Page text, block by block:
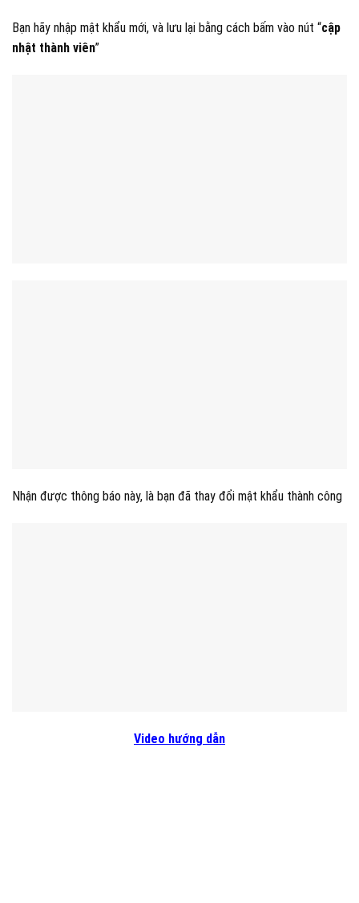
Bạn hãy nhập mật khẩu mới, và lưu lại bằng cách bấm vào nút “cập
nhật thành viên”
Nhận được thông báo này, là bạn đã thay đổi mật khẩu thành công
Video hướng dẫn